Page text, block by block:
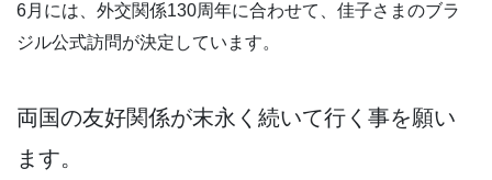
6月には、外交関係130周年に合わせて、佳子さまのブラ
ジル公式訪問が決定しています。
両国の友好関係が末永く続いて行く事を願い
ます。